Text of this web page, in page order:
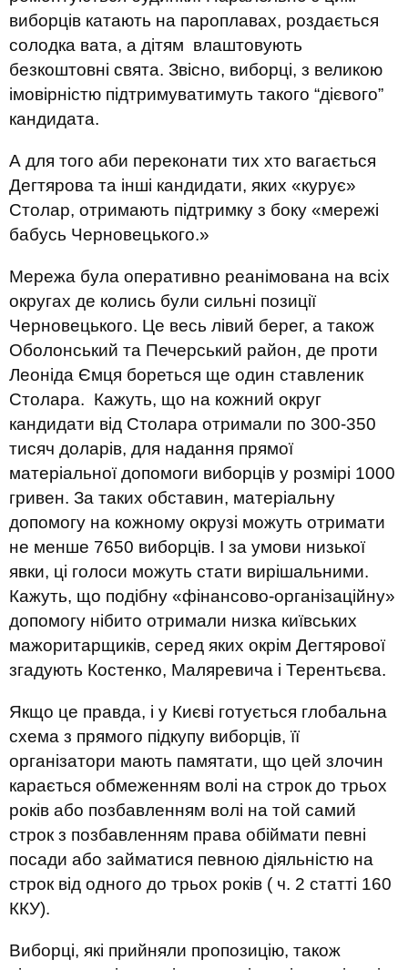
виборців катають на пароплавах, роздається
солодка вата, а дітям влаштовують
безкоштовні свята. Звісно, виборці, з великою
імовірністю підтримуватимуть такого “дієвого”
кандидата.
А для того аби переконати тих хто вагається
Дегтярова та інші кандидати, яких «курує»
Столар, отримають підтримку з боку «мережі
бабусь Черновецького.»
Мережа була оперативно реанімована на всіх
округах де колись були сильні позиції
Черновецького. Це весь лівий берег, а також
Оболонський та Печерський район, де проти
Леоніда Ємця бореться ще один ставленик
Столара. Кажуть, що на кожний округ
кандидати від Столара отримали по 300-350
тисяч доларів, для надання прямої
матеріальної допомоги виборців у розмірі 1000
гривен. За таких обставин, матеріальну
допомогу на кожному окрузі можуть отримати
не менше 7650 виборців. І за умови низької
явки, ці голоси можуть стати вирішальними.
Кажуть, що подібну «фінансово-організаційну»
допомогу нібито отримали низка київських
мажоритарщиків, серед яких окрім Дегтярової
згадують Костенко, Маляревича і Терентьєва.
Якщо це правда, і у Києві готується глобальна
схема з прямого підкупу виборців, її
організатори мають памятати, що цей злочин
карається обмеженням волі на строк до трьох
років або позбавленням волі на той самий
строк з позбавленням права обіймати певні
посади або займатися певною діяльністю на
строк від одного до трьох років ( ч. 2 статті 160
ККУ).
Виборці, які прийняли пропозицію, також